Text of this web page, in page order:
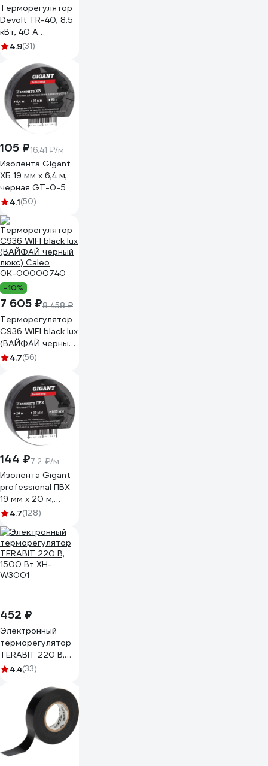
Терморегулятор
Devolt TR-40, 8.5
кВт, 40 А
DEVOLTTR40
4.9(31)
105 ₽16.41 ₽/м
Изолента Gigant
ХБ 19 мм х 6,4 м,
черная GT-0-5
4.1(50)
-10%
7 605 ₽8 458 ₽
Терморегулятор
C936 WIFI black lux
(ВАЙФАЙ черный
люкс) Caleo
4.7(56)
144 ₽7.2 ₽/м
Изолента Gigant
professional ПВХ
19 мм х 20 м,
черная GT-0-3
4.7(128)
452 ₽
Электронный
терморегулятор
TERABIT 220 В,
1500 Вт XH-
4.4(33)